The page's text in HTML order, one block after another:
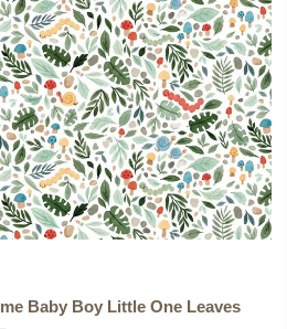
Baby Boy Little One Leaves